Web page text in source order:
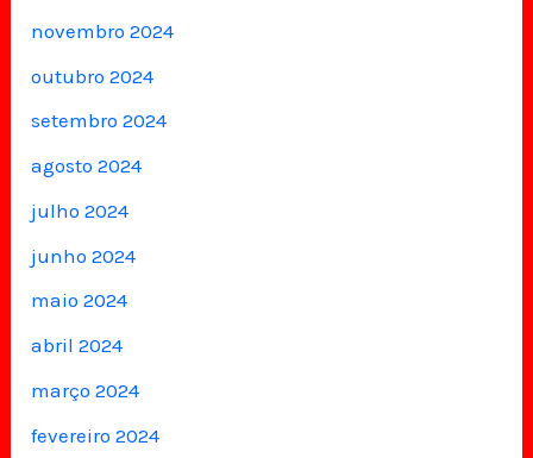
novembro 2024
outubro 2024
setembro 2024
agosto 2024
julho 2024
junho 2024
maio 2024
abril 2024
março 2024
fevereiro 2024